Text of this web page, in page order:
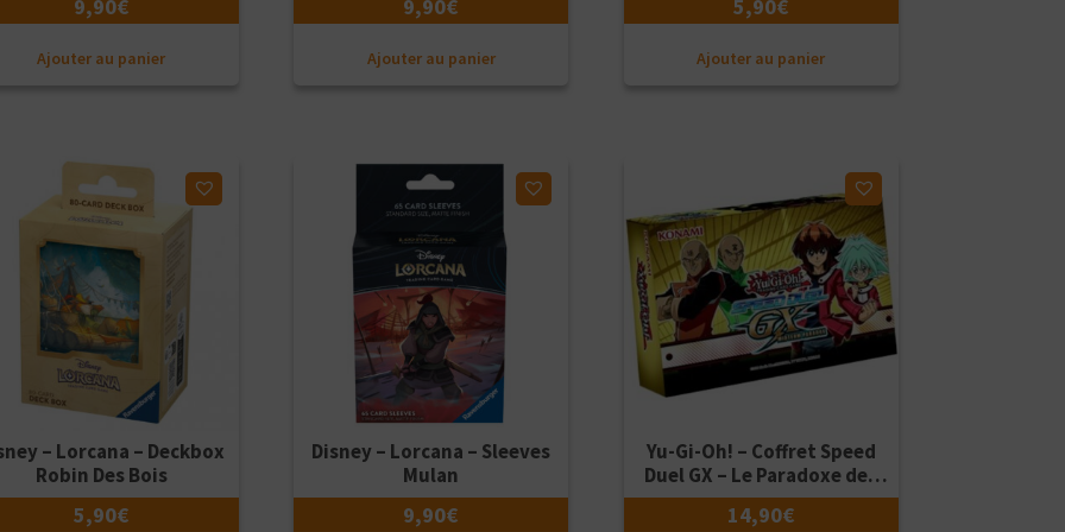
9,90€
Ajouter au panier
9,90€
Ajouter au panier
5,90€
Ajouter au panier
– Lorcana – Deckbox
Robin Des Bois
5,90€
à ma liste d'envies
Disney – Lorcana – Sleeves
Mulan
9,90€
Ajouter à ma liste d'envies
Yu-Gi-Oh! – Coffret Speed
Duel GX – Le Paradoxe des
Partiels – Version Française
14,90€